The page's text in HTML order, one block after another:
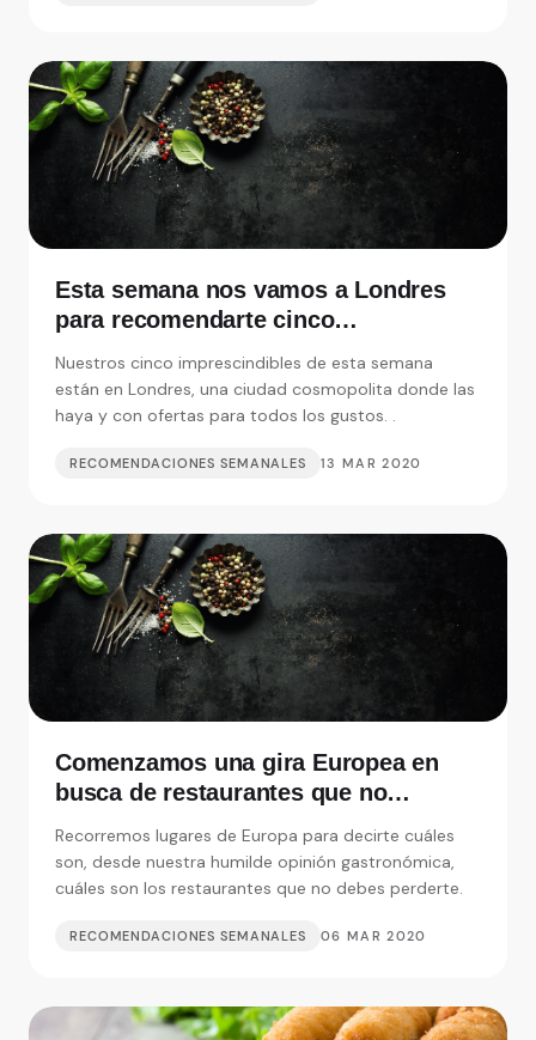
Esta semana nos vamos a Londres
para recomendarte cinco
imprescindibles
Nuestros cinco imprescindibles de esta semana
están en Londres, una ciudad cosmopolita donde las
haya y con ofertas para todos los gustos. .
RECOMENDACIONES SEMANALES 13 MAR 2020
Comenzamos una gira Europea en
busca de restaurantes que no
Recorremos lugares de Europa para decirte cuáles
son, desde nuestra humilde opinión gastronómica,
cuáles son los restaurantes que no debes perderte.
RECOMENDACIONES SEMANALES 06 MAR 2020